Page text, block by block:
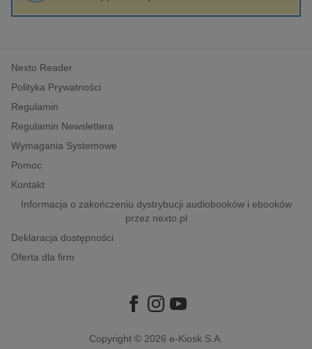
komputery, internet, technologie, informatyka
polityka, społeczno-informacyjne
psychologiczne
inne
popularno-naukowe
historia
Nexto Reader
Polityka Prywatności
Regulamin
Regulamin Newslettera
Wymagania Systemowe
Pomoc
Kontakt
Informacja o zakończeniu dystrybucji audiobooków i ebooków
przez nexto.pl
Deklaracja dostępności
Oferta dla firm
Copyright © 2026 e-Kiosk S.A.